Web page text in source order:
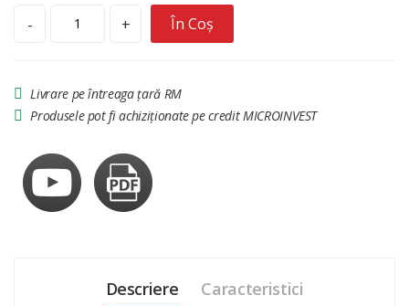
- + În Coș
Livrare pe întreaga țară RM
Produsele pot fi achiziționate pe credit MICROINVEST
Descriere Caracteristici